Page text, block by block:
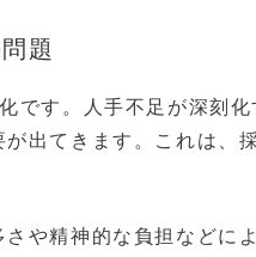
題
です。人手不足が深刻
出てきます。これは、
や精神的な負担などに